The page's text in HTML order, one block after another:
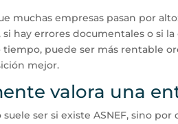
muchas empresas pasan por
hay errores documentales o si
tiempo, puede ser más rentable
mejor.
valora una
ser si existe ASNEF, sino